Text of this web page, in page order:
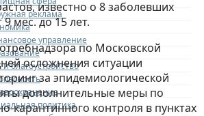
реклама
управление
благоустройство
политика
известно о 8 заболевших
9 мес. до 15 лет.
по Московской
осложнения ситуации
за эпидемиологической
дополнительные меры по
карантинного контроля в пунктах